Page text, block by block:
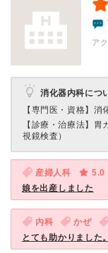
ア
消化器内科につ
【専門医・資格】 消
【診療・治療法】 胃
視鏡検査）
産婦人科
5.0
娘を出産しました
内科 かぜ
とても助かりました。